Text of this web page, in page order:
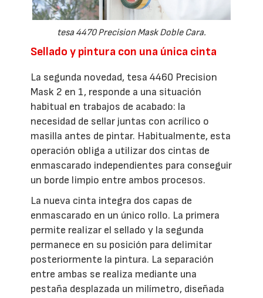
tesa 4470 Precision Mask Doble Cara.
Sellado y pintura con una única cinta
La segunda novedad, tesa 4460 Precision
Mask 2 en 1, responde a una situación
habitual en trabajos de acabado: la
necesidad de sellar juntas con acrílico o
masilla antes de pintar. Habitualmente, esta
operación obliga a utilizar dos cintas de
enmascarado independientes para conseguir
un borde limpio entre ambos procesos.
La nueva cinta integra dos capas de
enmascarado en un único rollo. La primera
permite realizar el sellado y la segunda
permanece en su posición para delimitar
posteriormente la pintura. La separación
entre ambas se realiza mediante una
pestaña desplazada un milímetro, diseñada